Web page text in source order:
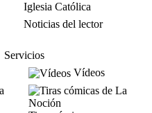
Iglesia Católica
Noticias del lector
Servicios
Vídeos